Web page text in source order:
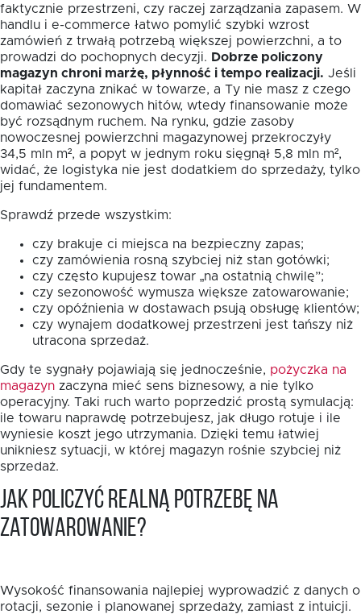
faktycznie przestrzeni, czy raczej zarządzania zapasem. W
handlu i e-commerce łatwo pomylić szybki wzrost
zamówień z trwałą potrzebą większej powierzchni, a to
prowadzi do pochopnych decyzji. Dobrze policzony
magazyn chroni marżę, płynność i tempo realizacji. Jeśli
kapitał zaczyna znikać w towarze, a Ty nie masz z czego
domawiać sezonowych hitów, wtedy finansowanie może
być rozsądnym ruchem. Na rynku, gdzie zasoby
nowoczesnej powierzchni magazynowej przekroczyły
34,5 mln m², a popyt w jednym roku sięgnął 5,8 mln m²,
widać, że logistyka nie jest dodatkiem do sprzedaży, tylko
jej fundamentem.
Sprawdź przede wszystkim:
czy brakuje ci miejsca na bezpieczny zapas;
czy zamówienia rosną szybciej niż stan gotówki;
czy często kupujesz towar „na ostatnią chwilę”;
czy sezonowość wymusza większe zatowarowanie;
czy opóźnienia w dostawach psują obsługę klientów;
czy wynajem dodatkowej przestrzeni jest tańszy niż
utracona sprzedaż.
Gdy te sygnały pojawiają się jednocześnie, pożyczka na
magazyn zaczyna mieć sens biznesowy, a nie tylko
operacyjny. Taki ruch warto poprzedzić prostą symulacją:
ile towaru naprawdę potrzebujesz, jak długo rotuje i ile
wyniesie koszt jego utrzymania. Dzięki temu łatwiej
unikniesz sytuacji, w której magazyn rośnie szybciej niż
sprzedaż.
Jak policzyć realną potrzebę na
zatowarowanie?
Wysokość finansowania najlepiej wyprowadzić z danych o
rotacji, sezonie i planowanej sprzedaży, zamiast z intuicji.